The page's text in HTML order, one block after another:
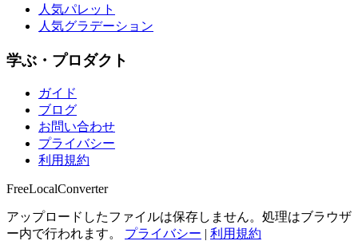
人気パレット
人気グラデーション
学ぶ・プロダクト
ガイド
ブログ
お問い合わせ
プライバシー
利用規約
FreeLocalConverter
アップロードしたファイルは保存しません。処理はブラウザ
ー内で行われます。
プライバシー | 利用規約